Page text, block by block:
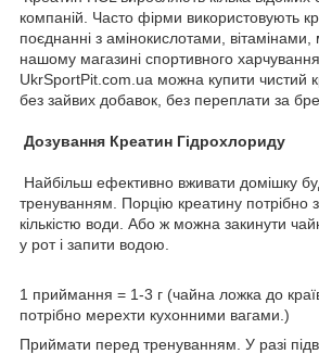
компаній. Часто фірми використовують
поєднанні з амінокислотами,
нашому магазині спортивного харчування
UkrSportPit.com.ua можна купити чистий
без зайвих добавок, без переплати за
Дозування Креатин Гідрохлориду
Найбільш ефективно вживати домішку
тренуванням. Порцію креатину потрібно
кількістю води. Або ж можна закинути
у рот і запити водою.
1 приймання = 1-3 г (чайна ложка до
потрібно мерехти кухонними вагами.)
Приймати перед тренуванням. У разі